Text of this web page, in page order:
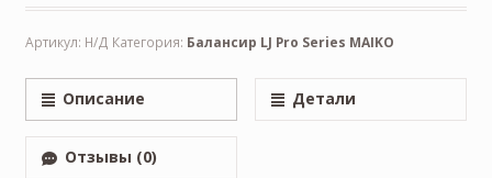
Артикул: Н/Д Категория: Балансир LJ Pro Series MAIKO
Описание Детали
Отзывы (0)